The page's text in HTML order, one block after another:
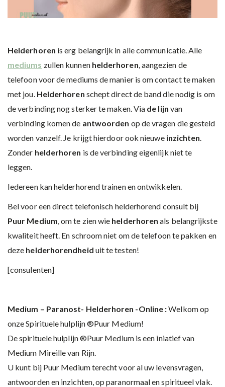
Helderhoren is erg belangrijk in alle communicatie. Alle
mediums zullen kunnenhelderhoren, aangezien de
telefoon voor de mediums de manier is om contact te maken
met jou. Helderhoren schept direct de band die nodig is om
de verbinding nog sterker te maken. Via de lijn van
verbinding komen de antwoorden op de vragen die gesteld
worden vanzelf. Je krijgt hierdoor ook nieuweinzichten.
Zonder helderhoren is de verbinding eigenlijk niet te
leggen.
Iedereen kan helderhorend trainen en ontwikkelen.
Bel voor een direct telefonisch helderhorend consult bij
Puur Medium, om te zien wie helderhoren als belangrijkste
kwaliteit heeft. En schroom niet om de telefoon te pakken en
deze helderhorendheid uit te testen!
[consulenten]
Medium – Paranost- Helderhoren -Online :Welkom op
onze Spirituele hulplijn ®Puur Medium!
De spirituele hulplijn ®Puur Medium is een iniatief van
Medium Mireille van Rijn.
U kunt bij Puur Medium terecht voor al uw levensvragen,
antwoorden en inzichten, op paranormaal en spiritueel vlak.